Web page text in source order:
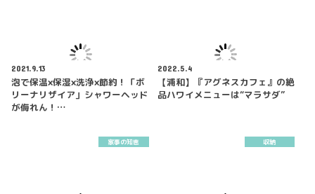
2021.9.13
泡で保温×保湿×洗浄×節約！「ボ
リーナリザイア」シャワーヘッド
が侮れん！…
2022.5.4
【浦和】『アグネスカフェ』の絶
品ハワイメニューは“マラサダ”
家事の知恵 収納